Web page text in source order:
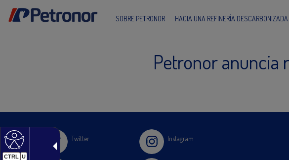
CTRL U
SOBRE PETRONOR HACIA UNA REFINERÍA DESCARBONIZADA
Petronor
Twitter Instagram